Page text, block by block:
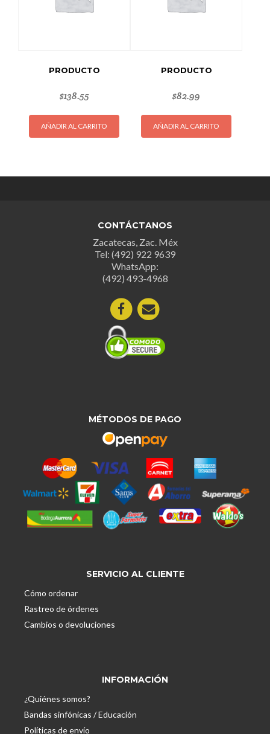
PRODUCTO
$138.55
AÑADIR AL CARRITO
PRODUCTO
$82.99
AÑADIR AL CARRITO
CONTÁCTANOS
Zacatecas, Zac. Méx
Tel: (492) 922 9639
WhatsApp:
(492) 493-4968
MÉTODOS DE PAGO
SERVICIO AL CLIENTE
Cómo ordenar
Rastreo de órdenes
Cambios o devoluciones
INFORMACIÓN
¿Quiénes somos?
Bandas sinfónicas / Educación
Políticas de envío